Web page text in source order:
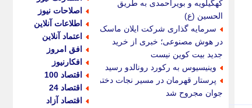
کهگیلویه و بویراحمدی به طریق
الحسین (ع)
سرمایه گذاری شرکت ایلان ماسک
در هوش مصنوعی؛ خبری از خرید
جدید بیت کوین نیست
وینیسیوس به رکورد رونالدو رسید
پرستار قهرمان در مسیر نجات دختر
جوان مجروح شد
اصلاحات نیوز
اطلاعات آنلاین
اعتماد آنلاین
افق امروز
افکارنیوز
اقتصاد 100
اقتصاد 24
اقتصاد آزاد